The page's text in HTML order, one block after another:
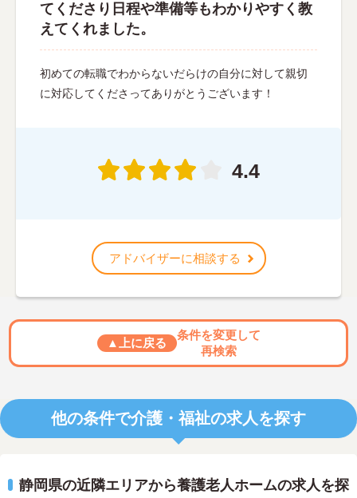
てくださり日程や準備等もわかりやすく教
えてくれました。
初めての転職でわからないだらけの自分に対して親切
に対応してくださってありがとうございます！
4.4
アドバイザーに相談する
▲上に戻る
条件を変更して
再検索
他の条件で介護・福祉の求人を探す
静岡県の近隣エリアから養護老人ホームの求人を探